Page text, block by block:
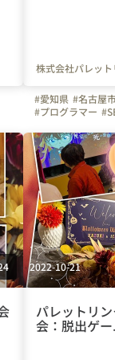
株式会社パレット
#愛知県 #名古屋
#プログラマー
#テレワーク #在
#年末年始 #月末帰
#レクリエーショ
#写真で伝える会
#色とりどりの未
#パレットリンク
2022-10-21
パレットリ
会：脱出ゲー